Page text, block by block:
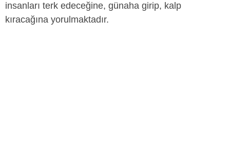
insanları terk edeceğine, günaha girip, kalp
kıracağına yorulmaktadır.